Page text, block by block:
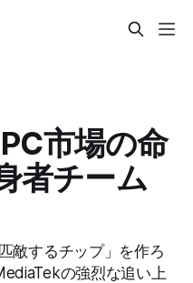
市場の命
者チーム
敵するチップ」を作ろ
の強烈な追い上